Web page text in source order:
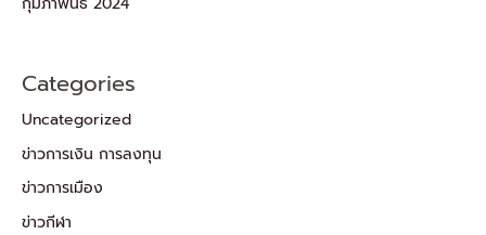
Categories
Uncategorized
ข่าวการเงิน การลงทุน
ข่าวการเมือง
ข่าวกีฬา